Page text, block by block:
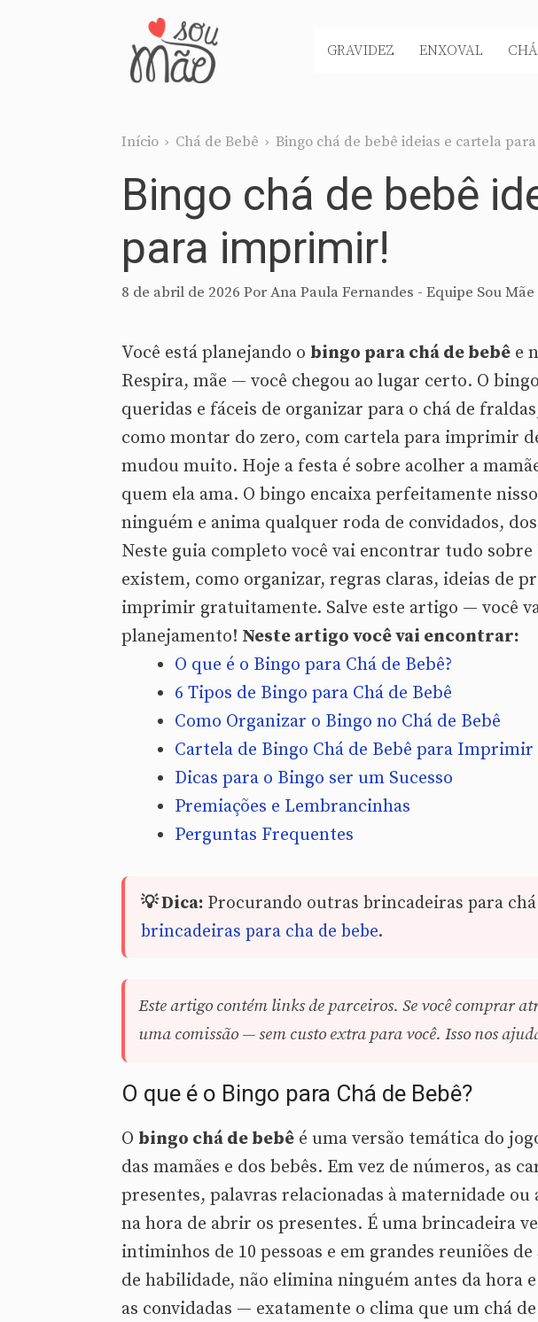
GRAVIDEZ ENXOVAL
Início › Chá de Bebê › Bingo chá de bebê ideias e cartela
Bingo chá de bebê
para imprimir!
8 de abril de 2026 PorAna Paula Fernandes - Equipe Sou Mãe
Você está planejando o bingo para chá de bebê e
Respira, mãe — você chegou ao lugar certo. O
queridas e fáceis de organizar para o chá de
como montar do zero, com cartela para imprimir
mudou muito. Hoje a festa é sobre acolher a
quem ela ama. O bingo encaixa perfeitamente
ninguém e anima qualquer roda de convidados,
Neste guia completo você vai encontrar tudo sobre
existem, como organizar, regras claras, ideias de
imprimir gratuitamente. Salve este artigo — você
planejamento! Neste artigo você vai encontrar:
O que é o Bingo para Chá de Bebê?
6 Tipos de Bingo para Chá de Bebê
Como Organizar o Bingo no Chá de Bebê
Cartela de Bingo Chá de Bebê para Imprimir
Dicas para o Bingo ser um Sucesso
Premiações e Lembrancinhas
Perguntas Frequentes
💡 Dica: Procurando outras brincadeiras para chá
brincadeiras para cha de bebe.
Este artigo contém links de parceiros. Se você comprar
uma comissão — sem custo extra para você. Isso nos
O que é o Bingo para Chá de Bebê?
O bingo chá de bebê é uma versão temática do
das mamães e dos bebês. Em vez de números, as
presentes, palavras relacionadas à maternidade ou
na hora de abrir os presentes. É uma brincadeira
intiminhos de 10 pessoas e em grandes reuniões
de habilidade, não elimina ninguém antes da hora
as convidadas — exatamente o clima que um chá